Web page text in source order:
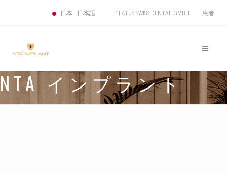
患者
PILATUS SWISS DENTAL GMBH
日本 - 日本語
NTA インプラント